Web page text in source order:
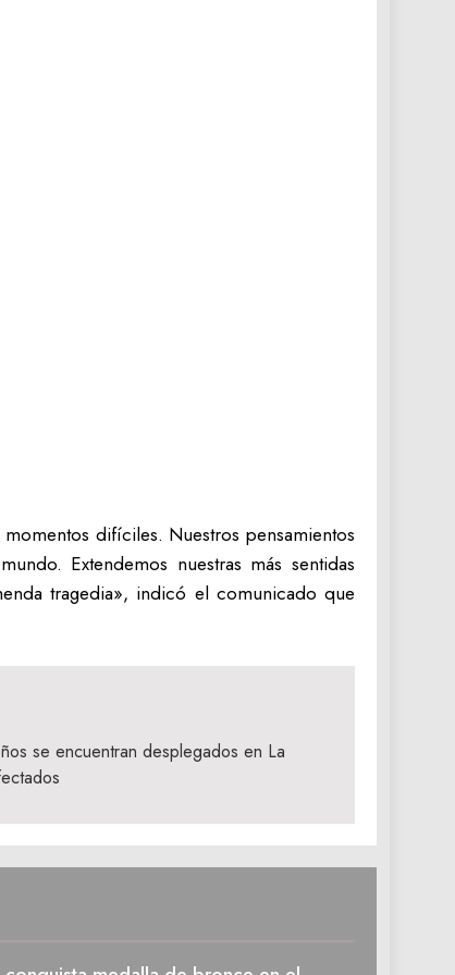
difíciles. Nuestros pensamientos
Extendemos nuestras más sentidas
tragedia», indicó el comunicado que
se encuentran desplegados en La